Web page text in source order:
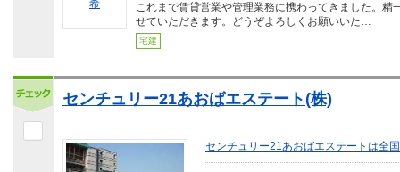
これまで賃貸営業や管理業務に携わってきました。精
せていただきます。どうぞよろしくお願いいた…
宅建
センチュリー21あおばエステート(株)
センチュリー21あおばエステートは全